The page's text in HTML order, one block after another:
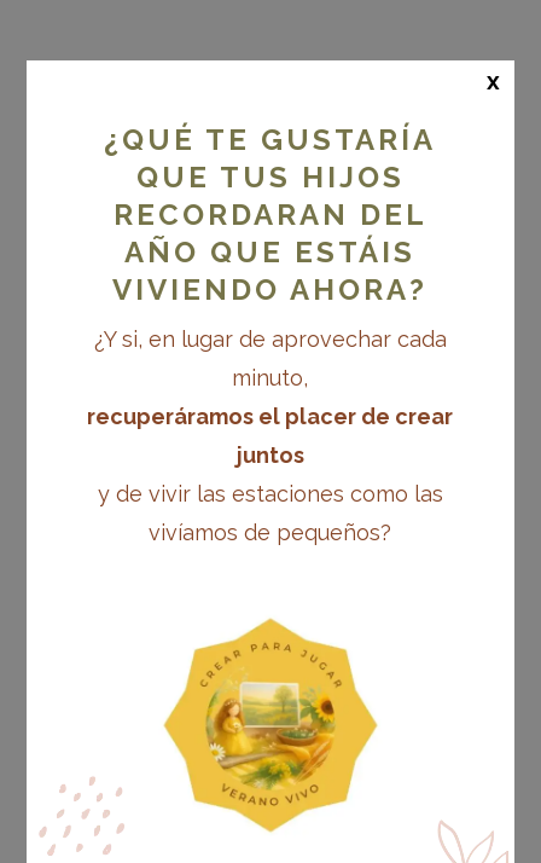
Invierno Vivo
Descubre la
belleza del
recogimiento y el
ritmo pausado del
invierno en familia.
¿QUÉ TE GUSTARÍA
QUE TUS HIJOS
RECORDARAN DEL
AÑO QUE ESTÁIS
VIVIENDO AHORA?
¿Y si, en lugar de aprovechar cada
minuto,
recuperáramos el placer de crear
juntos
y de vivir las estaciones como las
vivíamos de pequeños?
x